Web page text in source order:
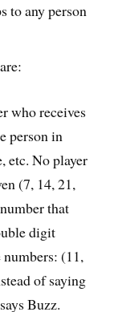
to any person
who receives
person in
etc. No player
(7, 14, 21,
that
digit
(11,
of saying
Buzz.